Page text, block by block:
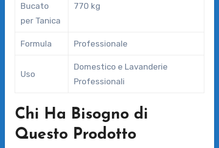
Bucato
per Tanica
770 kg
Formula Professionale
Uso
Domestico e Lavanderie
Professionali
Chi Ha Bisogno di
Questo Prodotto